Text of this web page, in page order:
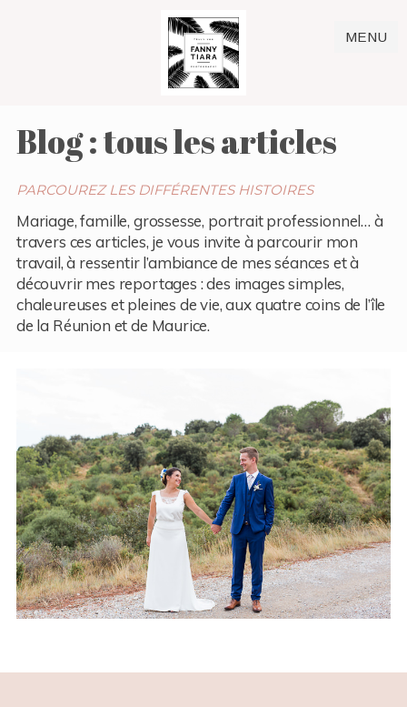
MENU
Blog : tous les articles
PARCOUREZ LES DIFFÉRENTES HISTOIRES
Mariage, famille, grossesse, portrait professionnel… à
travers ces articles, je vous invite à parcourir mon
travail, à ressentir l’ambiance de mes séances et à
découvrir mes reportages : des images simples,
chaleureuses et pleines de vie, aux quatre coins de l’île
de la Réunion et de Maurice.
Mariage – Fanny et Martin –
DomaineSainteColombe